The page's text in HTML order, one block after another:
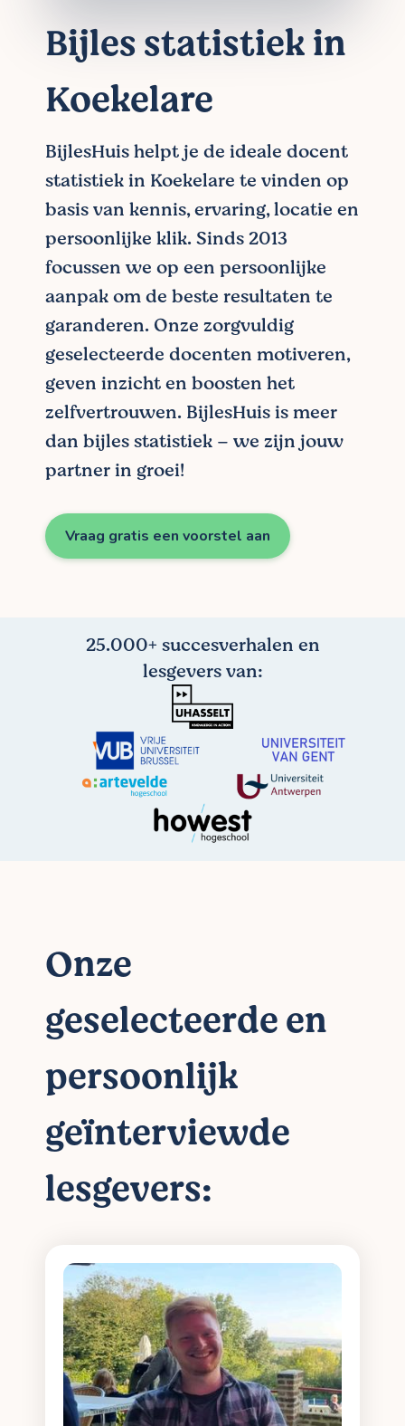
Bijles statistiek in
Koekelare
BijlesHuis helpt je de ideale docent
statistiek in Koekelare te vinden op
basis van kennis, ervaring, locatie en
persoonlijke klik. Sinds 2013
focussen we op een persoonlijke
aanpak om de beste resultaten te
garanderen. Onze zorgvuldig
geselecteerde docenten motiveren,
geven inzicht en boosten het
zelfvertrouwen. BijlesHuis is meer
dan bijles statistiek – we zijn jouw
partner in groei!
Vraag gratis een voorstel aan
25.000+ succesverhalen en
lesgevers van:
Onze
geselecteerde en
persoonlijk
geïnterviewde
lesgevers: